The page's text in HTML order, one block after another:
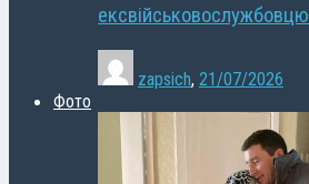
ексвійськовослужбовцю
zapsich, 21/07/2026
Фото